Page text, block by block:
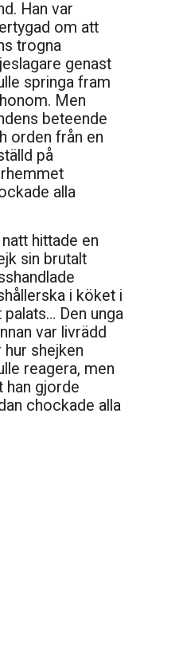
Han var
om att
trogna
genast
springa fram
Men
beteende
orden från en
på
alla
natt hittade en
sin brutalt
i köket i
palats… Den unga
var livrädd
shejken
reagera, men
han gjorde
chockade alla